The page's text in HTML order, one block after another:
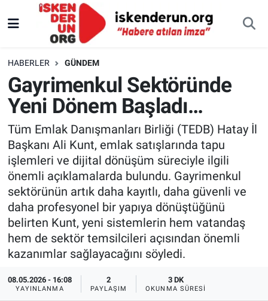
HABERLER GÜNDEM
Gayrimenkul Sektöründe
Yeni Dönem Başladı…
Tüm Emlak Danışmanları Birliği (TEDB) Hatay İl
Başkanı Ali Kunt, emlak satışlarında tapu
işlemleri ve dijital dönüşüm süreciyle ilgili
önemli açıklamalarda bulundu. Gayrimenkul
sektörünün artık daha kayıtlı, daha güvenli ve
daha profesyonel bir yapıya dönüştüğünü
belirten Kunt, yeni sistemlerin hem vatandaş
hem de sektör temsilcileri açısından önemli
kazanımlar sağlayacağını söyledi.
08.05.2026 - 16:08
YAYINLANMA
2
PAYLAŞIM
3 DK
OKUNMA SÜRESI